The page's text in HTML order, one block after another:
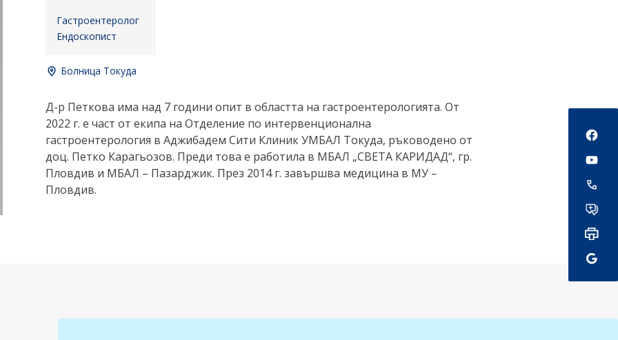
Гастроентеролог
Ендоскопист
Болница Токуда
Д-р Петкова има над 7 години опит в областта на гастроентерологията. От
2022 г. е част от екипа на Отделение по интервенционална
гастроентерология в Аджибадем Сити Клиник УМБАЛ Токуда, ръководено от
доц. Петко Карагьозов. Преди това е работила в МБАЛ „СВЕТА КАРИДАД“, гр.
Пловдив и МБАЛ – Пазарджик. През 2014 г. завършва медицина в МУ –
Пловдив.